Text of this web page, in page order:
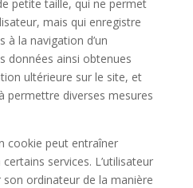
petite taille, qui ne permet
mais qui enregistre
à la navigation d’un
données ainsi obtenues
ultérieure sur le site, et
permettre diverses mesures
cookie peut entraîner
certains services. L’utilisateur
ordinateur de la manière